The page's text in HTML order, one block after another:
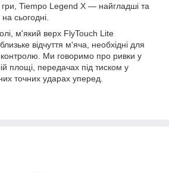
гри, Tiempo Legend X — найгладші та
сьогодні.
м'який верх FlyTouch Lite
відчуття м'яча, необхідні для
Ми говоримо про ривки у
площі, передачах під тиском у
точних ударах уперед.